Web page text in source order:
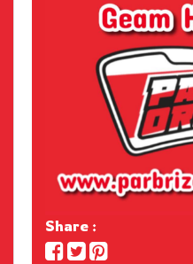
Share :